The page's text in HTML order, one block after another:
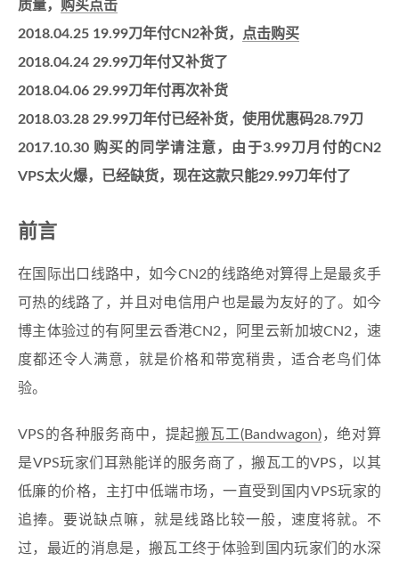
质量， 购买点击
2018.04.25 19.99刀年付CN2补货，
点击购买
2018.04.24 29.99刀年付又补货了
2018.04.06 29.99刀年付再次补货
2018.03.28 29.99刀年付已经补货，使用优惠码28.79刀
2017.10.30 购买的同学请注意，由于3.99刀月付的CN2
VPS太火爆，已经缺货，现在这款只能29.99刀年付了
前言
在国际出口线路中，如今CN2的线路绝对算得上是最炙手
可热的线路了，并且对电信用户也是最为友好的了。如今
博主体验过的有阿里云香港CN2，阿里云新加坡CN2，速
度都还令人满意，就是价格和带宽稍贵，适合老鸟们体
验。
VPS的各种服务商中，提起搬瓦工(Bandwagon)，绝对算
是VPS玩家们耳熟能详的服务商了，搬瓦工的VPS，以其
低廉的价格，主打中低端市场，一直受到国内VPS玩家的
追捧。要说缺点嘛，就是线路比较一般，速度将就。不
过，最近的消息是，搬瓦工终于体验到国内玩家们的水深